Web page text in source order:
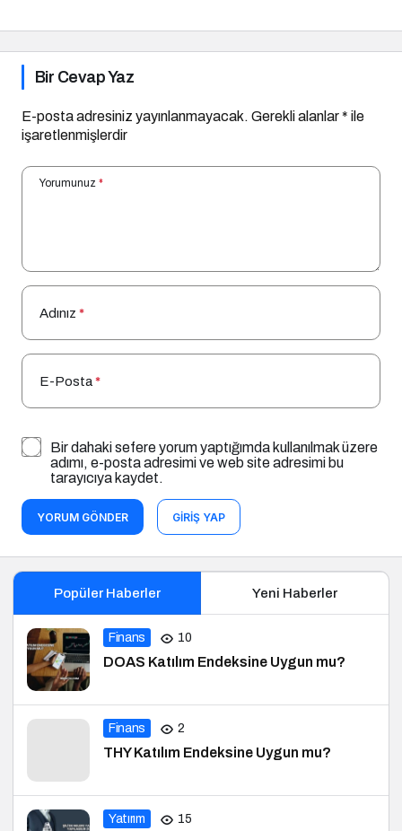
Bir Cevap Yaz
E-posta adresiniz yayınlanmayacak. Gerekli alanlar* ile
işaretlenmişlerdir
Yorumunuz *
Adınız *
E-Posta*
Bir dahaki sefere yorum yaptığımda kullanılmak üzere
adımı, e-posta adresimi ve web site adresimi bu
tarayıcıya kaydet.
YORUM GÖNDER GIRIŞ YAP
Popüler Haberler Yeni Haberler
Finans 10
DOAS Katılım Endeksine Uygun mu?
Finans 2
THY Katılım Endeksine Uygun mu?
Yatırım 15